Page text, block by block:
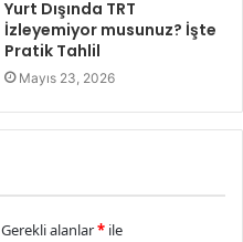
Yurt Dışında TRT
İzleyemiyor musunuz? İşte
Pratik Tahlil
Mayıs 23, 2026
Gerekli alanlar* ile